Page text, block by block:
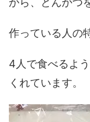
作っている人の
4人で食べるよ
くれています。